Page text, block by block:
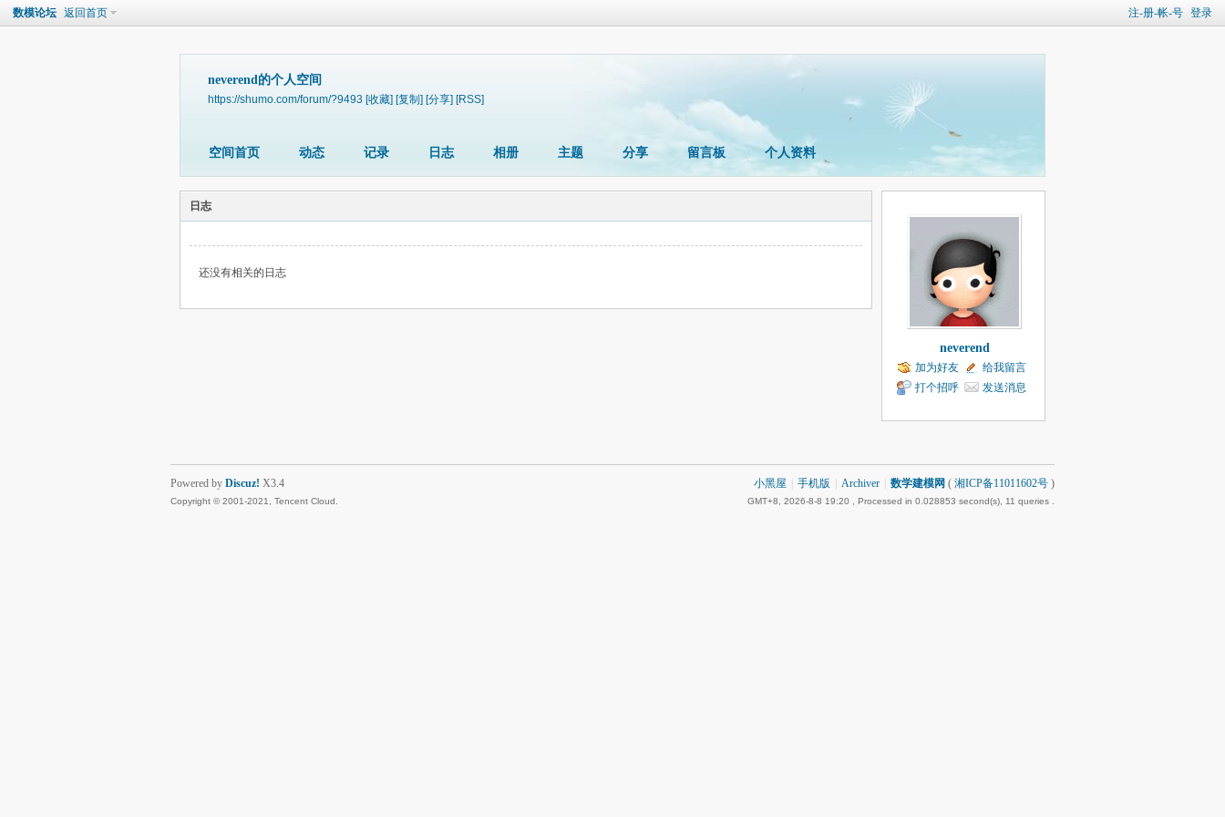
注-册-帐-号 登录
数模论坛 返回首页
neverend的个人空间
https://shumo.com/forum/?9493 [收藏] [复制] [分享] [RSS]
空间首页 动态 记录 日志 相册 主题 分享 留言板 个人资料
日志
还没有相关的日志
neverend
加为好友
给我留言
打个招呼
发送消息
小黑屋 手机版 Archiver 数学建模网 ( 湘ICP备11011602号 )
GMT+8, 2026-8-8 19:20 , Processed in 0.028853 second(s), 11 queries .
Powered by Discuz! X3.4
Copyright © 2001-2021, Tencent Cloud.